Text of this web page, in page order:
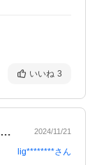
いいね 3
注文の翌々日に届きました。スマホに入れ… 2024/11/21
lig********さん